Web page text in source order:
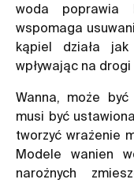
woda poprawia
wspomaga
kąpiel działa jak
wpływając na
Wanna, może
musi być
tworzyć wrażenie
Modele wanien
narożnych